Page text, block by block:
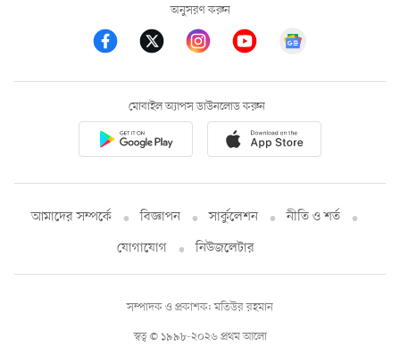
অনুসরণ করুন
মোবাইল অ্যাপস ডাউনলোড করুন
আমাদের সম্পর্কে বিজ্ঞাপন সার্কুলেশন
নীতি ও শর্ত
যোগাযোগ
নিউজলেটার
স্বত্ব © ১৯৯৮-২০২৬ প্রথম আলো
সম্পাদক ও প্রকাশক: মতিউর রহমান